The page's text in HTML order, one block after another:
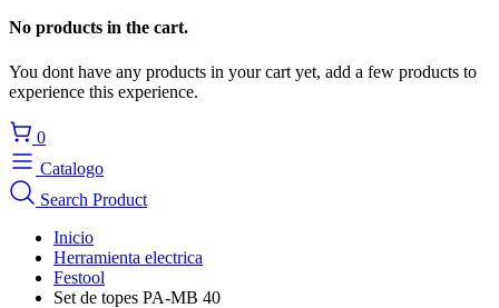
No products in the cart.
You dont have any products in your cart yet, add a few products to
experience this experience.
0
Catalogo
Search Product
Inicio
Herramienta electrica
Festool
Set de topes PA-MB 40